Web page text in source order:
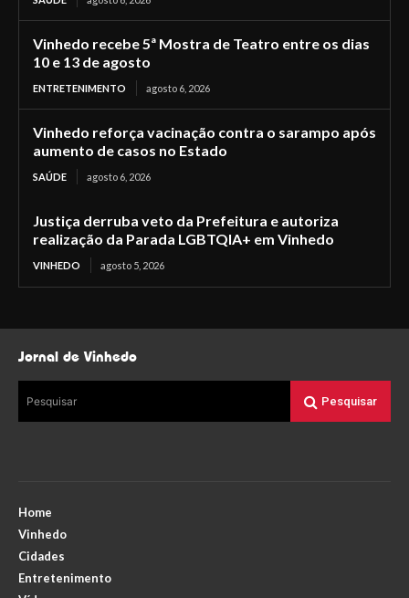
Vinhedo recebe 5ª Mostra de Teatro entre os dias
10 e 13 de agosto
ENTRETENIMENTO agosto 6, 2026
Vinhedo reforça vacinação contra o sarampo após
aumento de casos no Estado
SAÚDE agosto 6, 2026
Justiça derruba veto da Prefeitura e autoriza
realização da Parada LGBTQIA+ em Vinhedo
VINHEDO agosto 5, 2026
Jornal de Vinhedo
Pesquisar Pesquisar
Home
Vinhedo
Cidades
Entretenimento